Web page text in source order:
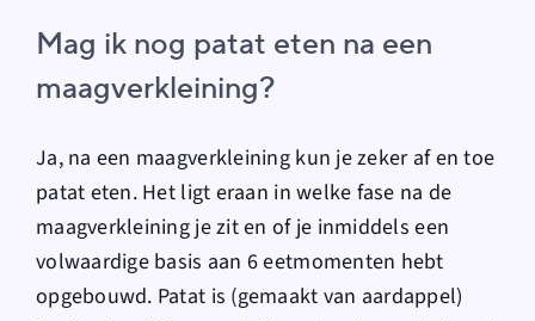
Mag ik nog patat eten na een
maagverkleining?
Ja, na een maagverkleining kun je zeker af en toe
patat eten. Het ligt eraan in welke fase na de
maagverkleining je zit en of je inmiddels een
volwaardige basis aan 6 eetmomenten hebt
opgebouwd. Patat is (gemaakt van aardappel)